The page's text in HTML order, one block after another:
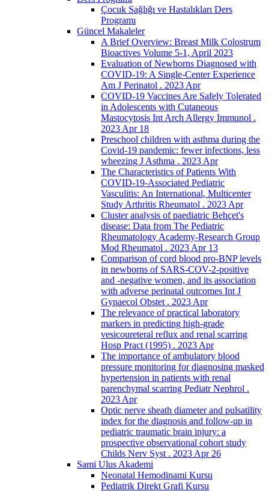
Çocuk Sağlığı ve Hastalıkları Ders
Programı
Güncel Makaleler
A Brief Overview: Breast Milk Colostrum
Bioactives Volume 5-1, April 2023
Evaluation of Newborns Diagnosed with
COVID-19: A Single-Center Experience
Am J Perinatol . 2023 Apr
COVID-19 Vaccines Are Safely Tolerated
in Adolescents with Cutaneous
Mastocytosis Int Arch Allergy Immunol .
2023 Apr 18
Preschool children with asthma during the
Covid-19 pandemic: fewer infections, less
wheezing J Asthma . 2023 Apr
The Characteristics of Patients With
COVID-19-Associated Pediatric
Vasculitis: An International, Multicenter
Study Arthritis Rheumatol . 2023 Apr
Cluster analysis of paediatric Behçet's
disease: Data from The Pediatric
Rheumatology Academy-Research Group
Mod Rheumatol . 2023 Apr 13
Comparison of cord blood pro-BNP levels
in newborns of SARS-COV-2-positive
and -negative women, and its association
with adverse perinatal outcomes Int J
Gynaecol Obstet . 2023 Apr
The relevance of practical laboratory
markers in predicting high-grade
vesicoureteral reflux and renal scarring
Hosp Pract (1995) . 2023 Apr
The importance of ambulatory blood
pressure monitoring for diagnosing masked
hypertension in patients with renal
parenchymal scarring Pediatr Nephrol .
2023 Apr
Optic nerve sheath diameter and pulsatility
index for the diagnosis and follow-up in
pediatric traumatic brain injury: a
prospective observational cohort study
Childs Nerv Syst . 2023 Apr 26
Sami Ulus Akademi
Neonatal Hemodinami Kursu
Pediatrik Direkt Grafi Kursu